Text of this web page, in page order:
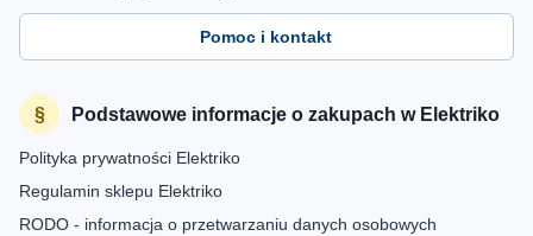
Pomoc i kontakt
Podstawowe informacje o zakupach w Elektriko
Polityka prywatności Elektriko
Regulamin sklepu Elektriko
RODO - informacja o przetwarzaniu danych osobowych